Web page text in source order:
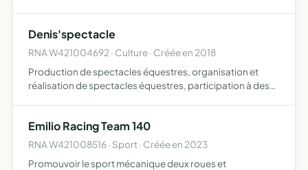
Denis'spectacle
RNA W421004692 · Culture · Créée en 2018
Production de spectacles équestres, organisation et
réalisation de spectacles équestres, participation à des
Emilio Racing Team 140
RNA W421008516 · Sport · Créée en 2023
Promouvoir le sport mécanique deux roues et